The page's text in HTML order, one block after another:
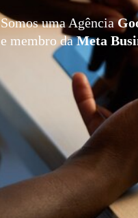
Somos uma Agência
e membro daMeta